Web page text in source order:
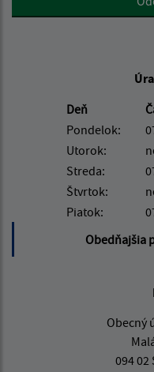
Deň
Pondelok:
Utorok:
Streda:
Štvrtok:
Piatok:
Obedňajšia
Obecný
094 02